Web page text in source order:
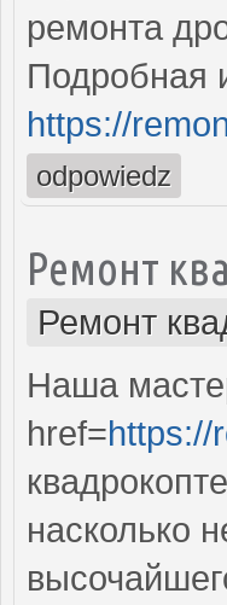
ремонта
Подробная
https://
odpowiedz
Ремонт
Ремонт
Наша
href=https://
насколько